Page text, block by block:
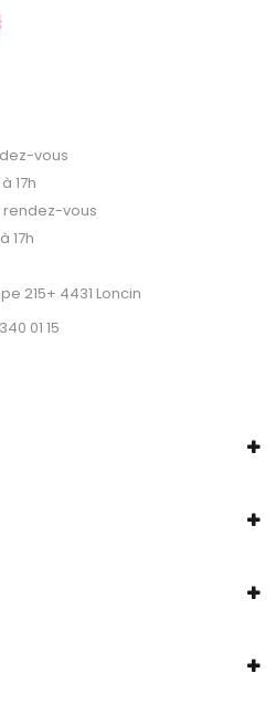
vous
17h
rendez-vous
17h
215+ 4431 Loncin
01 15